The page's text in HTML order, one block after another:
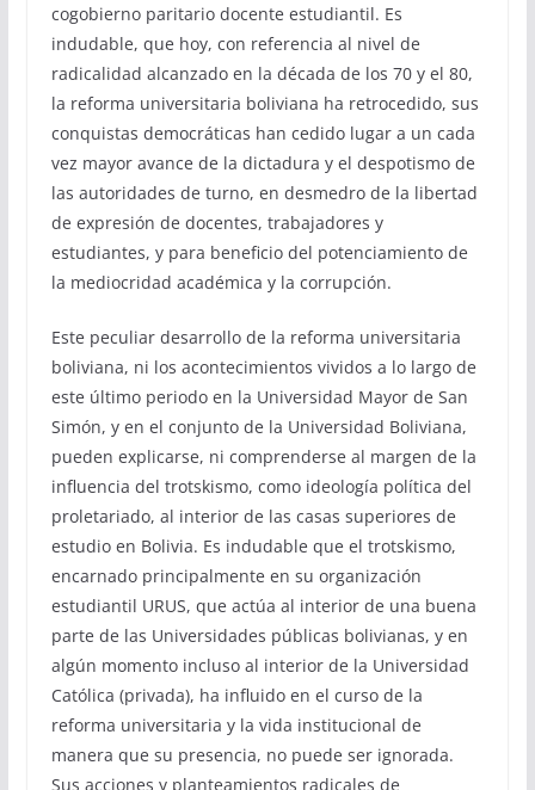
cogobierno paritario docente estudiantil. Es
indudable, que hoy, con referencia al nivel de
radicalidad alcanzado en la década de los 70 y el 80,
la reforma universitaria boliviana ha retrocedido, sus
conquistas democráticas han cedido lugar a un cada
vez mayor avance de la dictadura y el despotismo de
las autoridades de turno, en desmedro de la libertad
de expresión de docentes, trabajadores y
estudiantes, y para beneficio del potenciamiento de
la mediocridad académica y la corrupción.
Este peculiar desarrollo de la reforma universitaria
boliviana, ni los acontecimientos vividos a lo largo de
este último periodo en la Universidad Mayor de San
Simón, y en el conjunto de la Universidad Boliviana,
pueden explicarse, ni comprenderse al margen de la
influencia del trotskismo, como ideología política del
proletariado, al interior de las casas superiores de
estudio en Bolivia. Es indudable que el trotskismo,
encarnado principalmente en su organización
estudiantil URUS, que actúa al interior de una buena
parte de las Universidades públicas bolivianas, y en
algún momento incluso al interior de la Universidad
Católica (privada), ha influido en el curso de la
reforma universitaria y la vida institucional de
manera que su presencia, no puede ser ignorada.
Sus acciones y planteamientos radicales de